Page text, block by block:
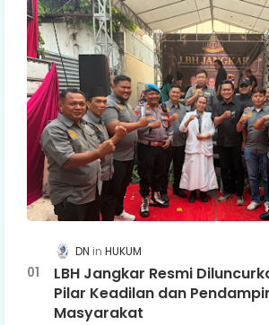
DN HUKUM
LBH Jangkar Resmi
Pilar Keadilan dan
Masyarakat